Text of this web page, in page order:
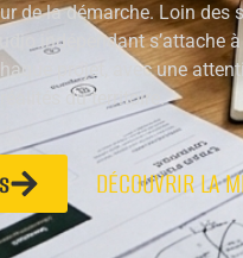
de la démarche. Loin des
indépendant s’attache
projet, avec une
du territoire.
DÉCOUVRIR LA